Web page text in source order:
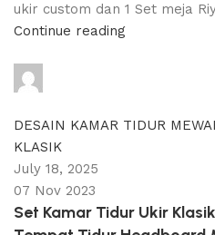
ukir custom dan 1 Set meja
Continue reading
DESAIN KAMAR TIDUR
KLASIK
July 18, 2025
07 Nov 2023
Set Kamar Tidur Ukir